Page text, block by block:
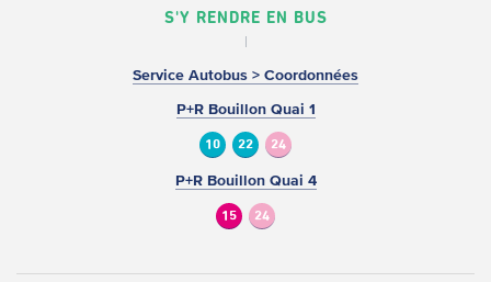
S'Y RENDRE EN BUS
Service Autobus > Coordonnées
P+R Bouillon Quai 1
10 22 24
P+R Bouillon Quai 4
15 24